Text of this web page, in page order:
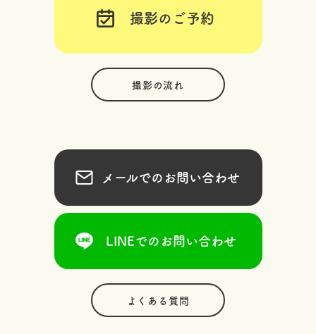
撮影のご予約
撮影の流れ
メールでのお問い合わせ
LINEでのお問い合わせ
よくある質問